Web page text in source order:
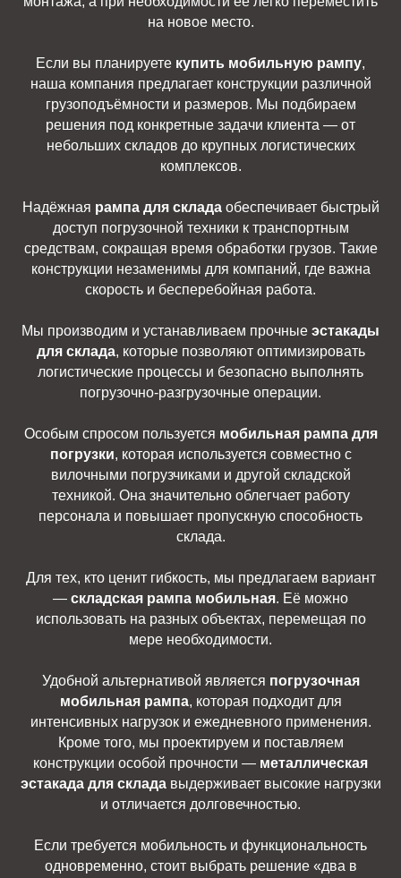
на новое место.
Если вы планируете купить мобильную рампу,
наша компания предлагает конструкции различной
грузоподъёмности и размеров. Мы подбираем
решения под конкретные задачи клиента — от
небольших складов до крупных логистических
комплексов.
Надёжная рампа для складаобеспечивает быстрый
доступ погрузочной техники к транспортным
средствам, сокращая время обработки грузов. Такие
конструкции незаменимы для компаний, где важна
скорость и бесперебойная работа.
Мы производим и устанавливаем прочные эстакады
для склада, которые позволяют оптимизировать
логистические процессы и безопасно выполнять
погрузочно-разгрузочные операции.
Особым спросом пользуется мобильная рампа для
погрузки, которая используется совместно с
вилочными погрузчиками и другой складской
техникой. Она значительно облегчает работу
персонала и повышает пропускную способность
склада.
Для тех, кто ценит гибкость, мы предлагаем вариант
— складская рампа мобильная. Её можно
использовать на разных объектах, перемещая по
мере необходимости.
Удобной альтернативой является погрузочная
мобильная рампа, которая подходит для
интенсивных нагрузок и ежедневного применения.
Кроме того, мы проектируем и поставляем
конструкции особой прочности — металлическая
эстакада для складавыдерживает высокие нагрузки
и отличается долговечностью.
Если требуется мобильность и функциональность
одновременно, стоит выбрать решение «два в